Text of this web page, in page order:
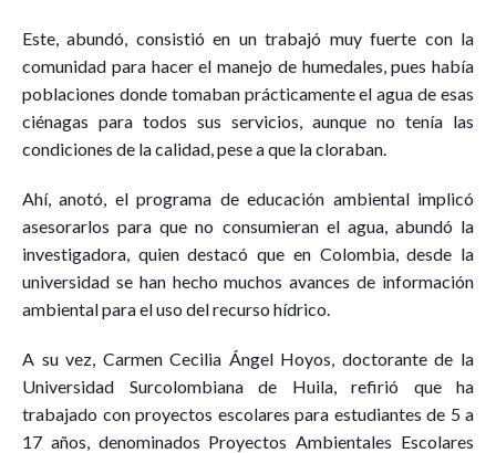
Este, abundó, consistió en un trabajó muy fuerte con la
comunidad para hacer el manejo de humedales, pues había
poblaciones donde tomaban prácticamente el agua de esas
ciénagas para todos sus servicios, aunque no tenía las
condiciones de la calidad, pese a que la cloraban.
Ahí, anotó, el programa de educación ambiental implicó
asesorarlos para que no consumieran el agua, abundó la
investigadora, quien destacó que en Colombia, desde la
universidad se han hecho muchos avances de información
ambiental para el uso del recurso hídrico.
A su vez, Carmen Cecilia Ángel Hoyos, doctorante de la
Universidad Surcolombiana de Huila, refirió que ha
trabajado con proyectos escolares para estudiantes de 5 a
17 años, denominados Proyectos Ambientales Escolares